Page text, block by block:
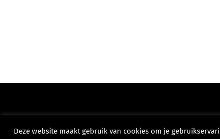
Deze website maakt gebruik van cookies om je